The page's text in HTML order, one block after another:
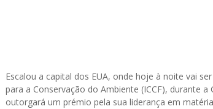
Escalou a capital dos EUA, onde hoje à noite vai
para a Conservação do Ambiente (ICCF), durante
outorgará um prémio pela sua liderança em